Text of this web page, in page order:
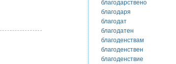
благодарствено
благодаря
благодат
благодатен
благоденствам
благоденствен
благоденствие